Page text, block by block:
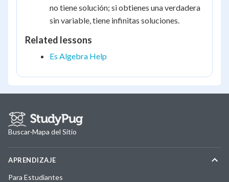
no tiene solución; si obtienes una verdadera
sin variable, tiene infinitas soluciones.
Related lessons
Es Algebra Help
Buscar·Mapa del Sitio
APRENDIZAJE
Para Estudiantes